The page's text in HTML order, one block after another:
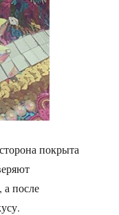
покрыта
а после